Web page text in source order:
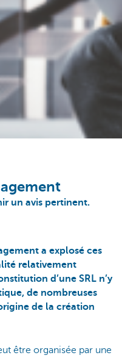
un avis pertinent.
a explosé ces
relativement
d’une SRL n’y
de nombreuses
de la création
être organisée par une